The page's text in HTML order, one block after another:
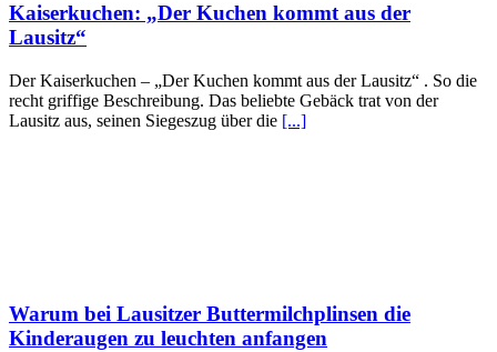
Kaiserkuchen: „Der Kuchen kommt aus der
Lausitz“
Der Kaiserkuchen – „Der Kuchen kommt aus der Lausitz“ . So die
recht griffige Beschreibung. Das beliebte Gebäck trat von der
Lausitz aus, seinen Siegeszug über die [...]
Warum bei Lausitzer Buttermilchplinsen die
Kinderaugen zu leuchten anfangen